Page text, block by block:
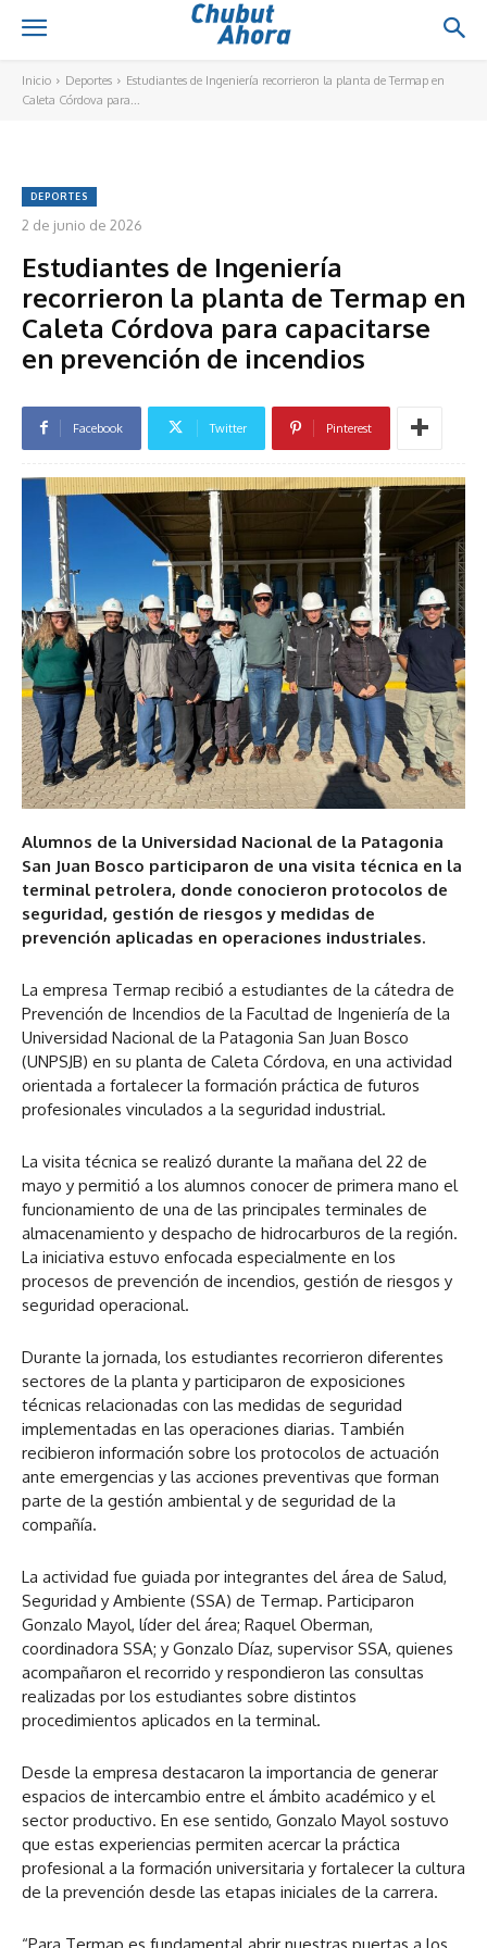
Inicio Deportes
Estudiantes de Ingeniería recorrieron la planta de Termap en
Caleta Córdova para...
DEPORTES
2 de junio de 2026
Estudiantes de Ingeniería
recorrieron la planta de Termap en
Caleta Córdova para capacitarse
en prevención de incendios
Facebook Twitter Pinterest
Alumnos de la Universidad Nacional de la Patagonia
San Juan Bosco participaron de una visita técnica en la
terminal petrolera, donde conocieron protocolos de
seguridad, gestión de riesgos y medidas de
prevención aplicadas en operaciones industriales.
La empresa Termap recibió a estudiantes de la cátedra de
Prevención de Incendios de la Facultad de Ingeniería de la
Universidad Nacional de la Patagonia San Juan Bosco
(UNPSJB) en su planta de Caleta Córdova, en una actividad
orientada a fortalecer la formación práctica de futuros
profesionales vinculados a la seguridad industrial.
La visita técnica se realizó durante la mañana del 22 de
mayo y permitió a los alumnos conocer de primera mano el
funcionamiento de una de las principales terminales de
almacenamiento y despacho de hidrocarburos de la región.
La iniciativa estuvo enfocada especialmente en los
procesos de prevención de incendios, gestión de riesgos y
seguridad operacional.
Durante la jornada, los estudiantes recorrieron diferentes
sectores de la planta y participaron de exposiciones
técnicas relacionadas con las medidas de seguridad
implementadas en las operaciones diarias. También
recibieron información sobre los protocolos de actuación
ante emergencias y las acciones preventivas que forman
parte de la gestión ambiental y de seguridad de la
compañía.
La actividad fue guiada por integrantes del área de Salud,
Seguridad y Ambiente (SSA) de Termap. Participaron
Gonzalo Mayol, líder del área; Raquel Oberman,
coordinadora SSA; y Gonzalo Díaz, supervisor SSA, quienes
acompañaron el recorrido y respondieron las consultas
realizadas por los estudiantes sobre distintos
procedimientos aplicados en la terminal.
Desde la empresa destacaron la importancia de generar
espacios de intercambio entre el ámbito académico y el
sector productivo. En ese sentido, Gonzalo Mayol sostuvo
que estas experiencias permiten acercar la práctica
profesional a la formación universitaria y fortalecer la cultura
de la prevención desde las etapas iniciales de la carrera.